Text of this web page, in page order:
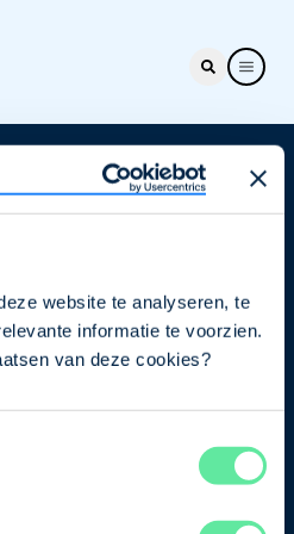
website te analyseren, te
informatie te voorzien.
van deze cookies?
nieuwsbrief.